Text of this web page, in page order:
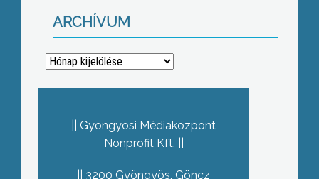
ARCHÍVUM
Archívum
Gyöngyösi Médiaközpont
Nonprofit Kft.
3200 Gyöngyös, Göncz